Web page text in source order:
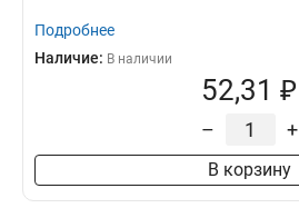
Подробнее
Наличие: В наличии
52,31 ₽
– +
В корзину